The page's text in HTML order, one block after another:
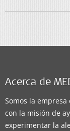
Acerca de
Somos la
con la misión de
experimentar la